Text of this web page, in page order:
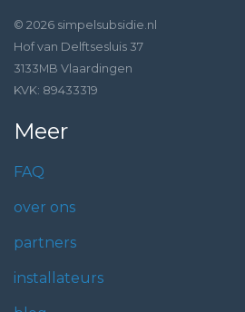
© 2026 simpelsubsidie.nl
Hof van Delftsesluis 37
3133MB Vlaardingen
KVK: 89433319
Meer
FAQ
over ons
partners
installateurs